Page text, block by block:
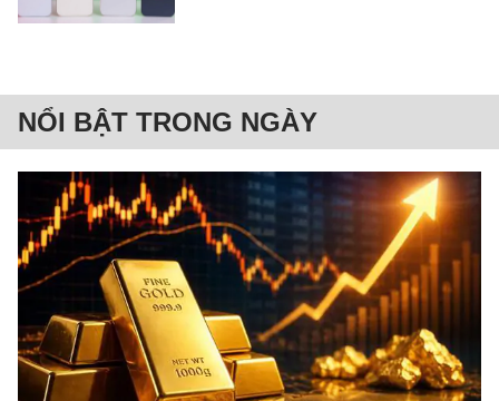
NỔI BẬT TRONG NGÀY